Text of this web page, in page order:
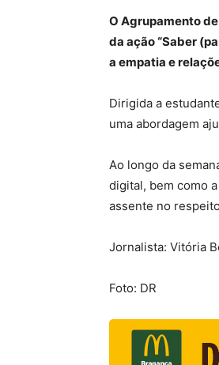
O Agrupamento
da ação “Saber
a empatia e
Dirigida a
uma abordagem
Ao longo da
digital, bem como
assente no
Jornalista: Vitória
Foto: DR